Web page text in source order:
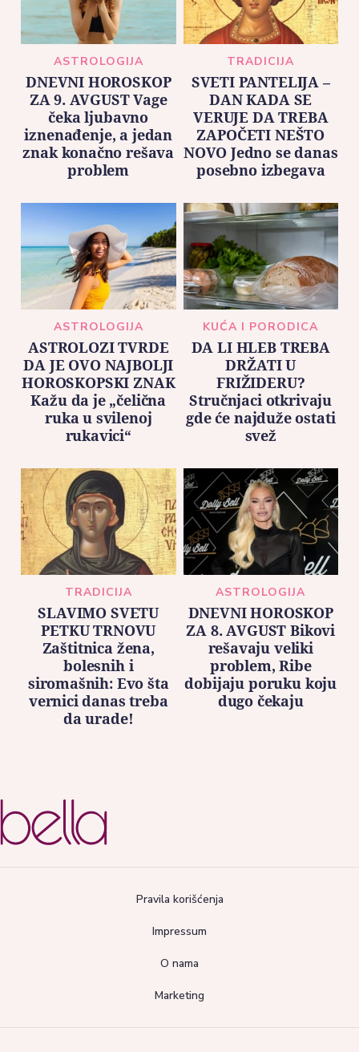
ASTROLOGIJA
DNEVNI HOROSKOP
ZA 9. AVGUST Vage
čeka ljubavno
iznenađenje, a jedan
znak konačno rešava
problem
TRADICIJA
SVETI PANTELIJA –
DAN KADA SE
VERUJE DA TREBA
ZAPOČETI NEŠTO
NOVO Jedno se danas
posebno izbegava
ASTROLOGIJA
ASTROLOZI TVRDE
DA JE OVO NAJBOLJI
HOROSKOPSKI ZNAK
Kažu da je „čelična
ruka u svilenoj
rukavici“
KUĆA I PORODICA
DA LI HLEB TREBA
DRŽATI U
FRIŽIDERU?
Stručnjaci otkrivaju
gde će najduže ostati
svež
TRADICIJA
SLAVIMO SVETU
PETKU TRNOVU
Zaštitnica žena,
bolesnih i
siromašnih: Evo šta
vernici danas treba
da urade!
ASTROLOGIJA
DNEVNI HOROSKOP
ZA 8. AVGUST Bikovi
rešavaju veliki
problem, Ribe
dobijaju poruku koju
dugo čekaju
Pravila korišćenja
Impressum
O nama
Marketing